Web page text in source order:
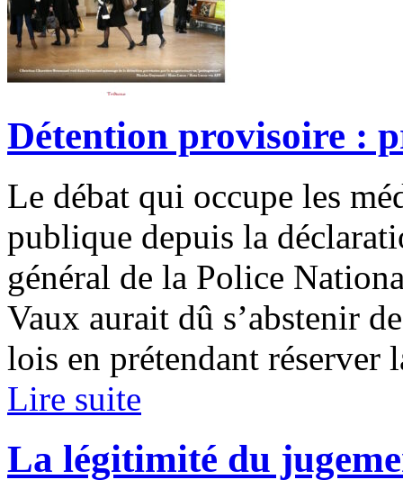
Détention provisoire :
Le débat qui occupe les
publique depuis la
général de la Police
Vaux aurait dû s’abstenir
lois en prétendant réserver
Lire suite
La légitimité du